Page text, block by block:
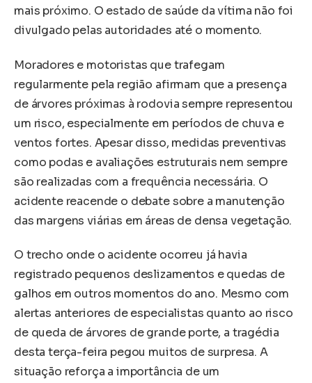
mais próximo. O estado de saúde da vítima não foi
divulgado pelas autoridades até o momento.
Moradores e motoristas que trafegam
regularmente pela região afirmam que a presença
de árvores próximas à rodovia sempre representou
um risco, especialmente em períodos de chuva e
ventos fortes. Apesar disso, medidas preventivas
como podas e avaliações estruturais nem sempre
são realizadas com a frequência necessária. O
acidente reacende o debate sobre a manutenção
das margens viárias em áreas de densa vegetação.
O trecho onde o acidente ocorreu já havia
registrado pequenos deslizamentos e quedas de
galhos em outros momentos do ano. Mesmo com
alertas anteriores de especialistas quanto ao risco
de queda de árvores de grande porte, a tragédia
desta terça-feira pegou muitos de surpresa. A
situação reforça a importância de um